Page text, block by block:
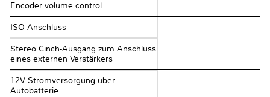
Encoder volume control
ISO-Anschluss
Stereo Cinch-Ausgang zum Anschluss
eines externen Verstärkers
12V Stromversorgung über
Autobatterie